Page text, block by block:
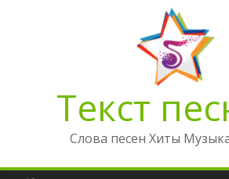
Текст
Слова песен Хиты